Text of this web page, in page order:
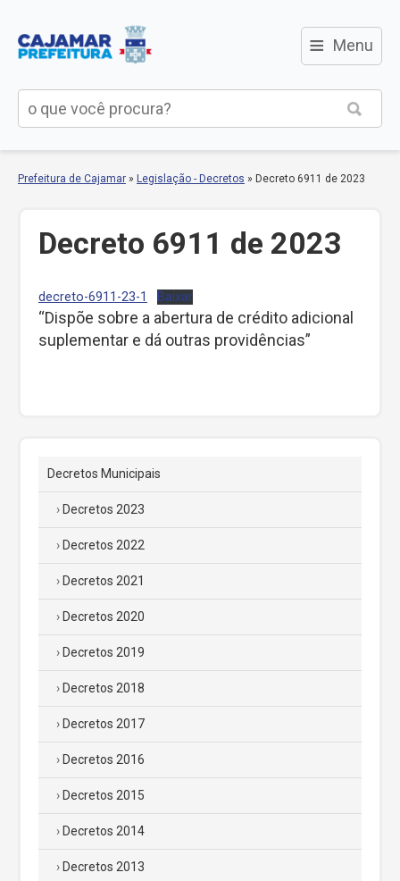
≡ Menu
Prefeitura de Cajamar » Legislação - Decretos » Decreto 6911 de 2023
Decreto 6911 de 2023
decreto-6911-23-1 Baixar
“Dispõe sobre a abertura de crédito adicional
suplementar e dá outras providências”
Decretos Municipais
Decretos 2023
Decretos 2022
Decretos 2021
Decretos 2020
Decretos 2019
Decretos 2018
Decretos 2017
Decretos 2016
Decretos 2015
Decretos 2014
Decretos 2013